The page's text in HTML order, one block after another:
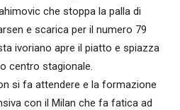
che stoppa la palla di
e scarica per il numero 79
ivoriano apre il piatto e spiazza
centro stagionale.
si fa attendere e la formazione
con il Milan che fa fatica ad